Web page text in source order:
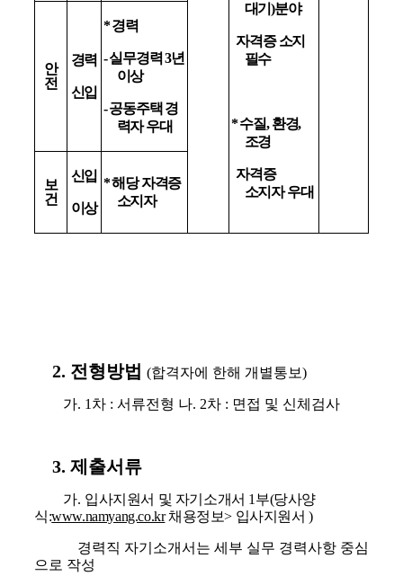
대기)분야
자격증 소지
필수
*수질,환경,
조경
자격증
소지자 우대
안
전
경력
신입
*경력
-실무경력3년
이상
-공동주택 경
력자 우대
보
건
신입
이상
*해당 자격증
소지자
2. 전형방법 (합격자에 한해 개별통보)
가. 1 차 : 서류전형 나. 2차 : 면접 및 신체검사
3. 제출서류
가. 입사지원서 및 자기소개서 1 부(당사양
식:www.namyang.co.kr 채용정보> 입사지원서)
경력직 자기소개서는 세부 실무 경력사항 중심
으로 작성